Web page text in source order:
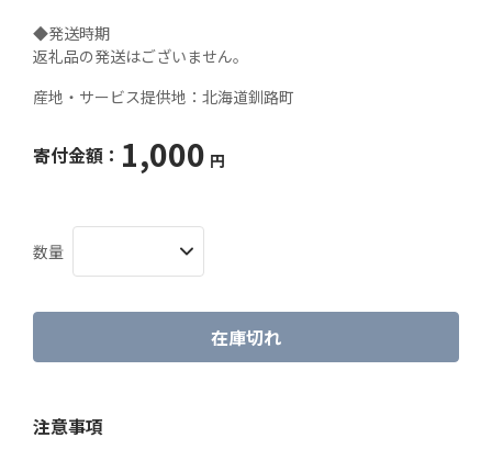
◆発送時期
返礼品の発送はございません。
産地・サービス提供地： 北海道釧路町
寄付金額： 1,000 円
数量
在庫切れ
注意事項